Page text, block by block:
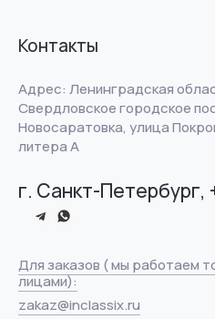
Контакты
Адрес: Ленинградская
Свердловское городское
Новосаратовка, улица
литера А
г. Санкт-Петербург,
Для заказов ( мы работаем
лицами):
zakaz@inclassix.ru